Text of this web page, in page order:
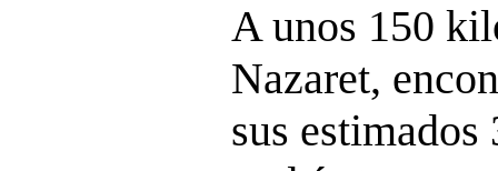
A unos 150
Nazaret,
sus estimados